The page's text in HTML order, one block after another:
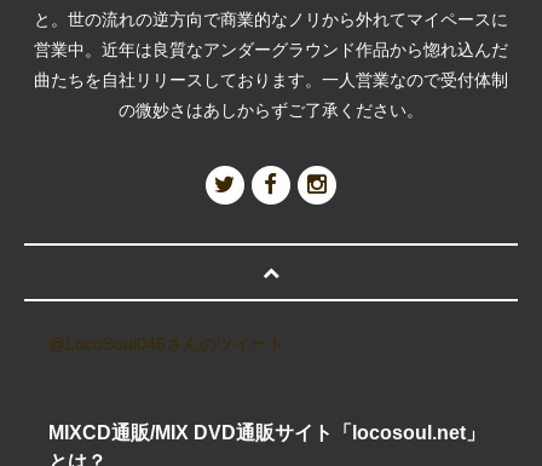
と。世の流れの逆方向で商業的なノリから外れてマイペースに
営業中。近年は良質なアンダーグラウンド作品から惚れ込んだ
曲たちを自社リリースしております。一人営業なので受付体制
の微妙さはあしからずご了承ください。
@LocoSoul045さんのツイート
MIXCD通販/MIX DVD通販サイト「locosoul.net」
とは？